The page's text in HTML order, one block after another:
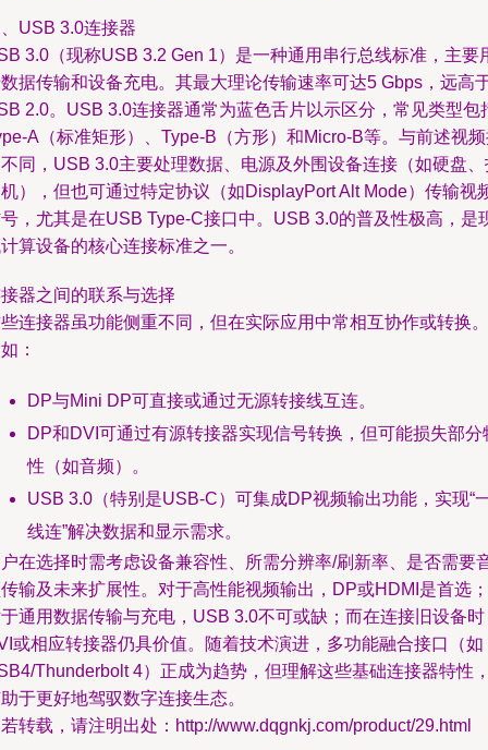
USB 3.0连接器
3.0（现称USB 3.2 Gen 1）是一种通用串行总线标准，主要
据传输和设备充电。其最大理论传输速率可达5 Gbps，远高
2.0。USB 3.0连接器通常为蓝色舌片以示区分，常见类型包
A（标准矩形）、Type-B（方形）和Micro-B等。与前述视
同，USB 3.0主要处理数据、电源及外围设备连接（如硬盘、
），但也可通过特定协议（如DisplayPort Alt Mode）传输视
，尤其是在USB Type-C接口中。USB 3.0的普及性极高，是
算设备的核心连接标准之一。
器之间的联系与选择
连接器虽功能侧重不同，但在实际应用中常相互协作或转换。
：
DP与Mini DP可直接或通过无源转接线互连。
DP和DVI可通过有源转接器实现信号转换，但可能损失部分
性（如音频）。
USB 3.0（特别是USB-C）可集成DP视频输出功能，实现“
线连”解决数据和显示需求。
在选择时需考虑设备兼容性、所需分辨率/刷新率、是否需要
输及未来扩展性。对于高性能视频输出，DP或HDMI是首选；
通用数据传输与充电，USB 3.0不可或缺；而在连接旧设备时
或相应转接器仍具价值。随着技术演进，多功能融合接口（如
Thunderbolt 4）正成为趋势，但理解这些基础连接器特性
于更好地驾驭数字连接生态。
转载，请注明出处：http://www.dqgnkj.com/product/29.html